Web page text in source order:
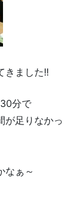
きました!!
分で
が足りなかっ
なぁ～